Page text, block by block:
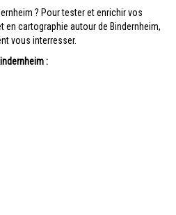
? Pour tester et enrichir vos
cartographie autour de Bindernheim,
vous interresser.
: